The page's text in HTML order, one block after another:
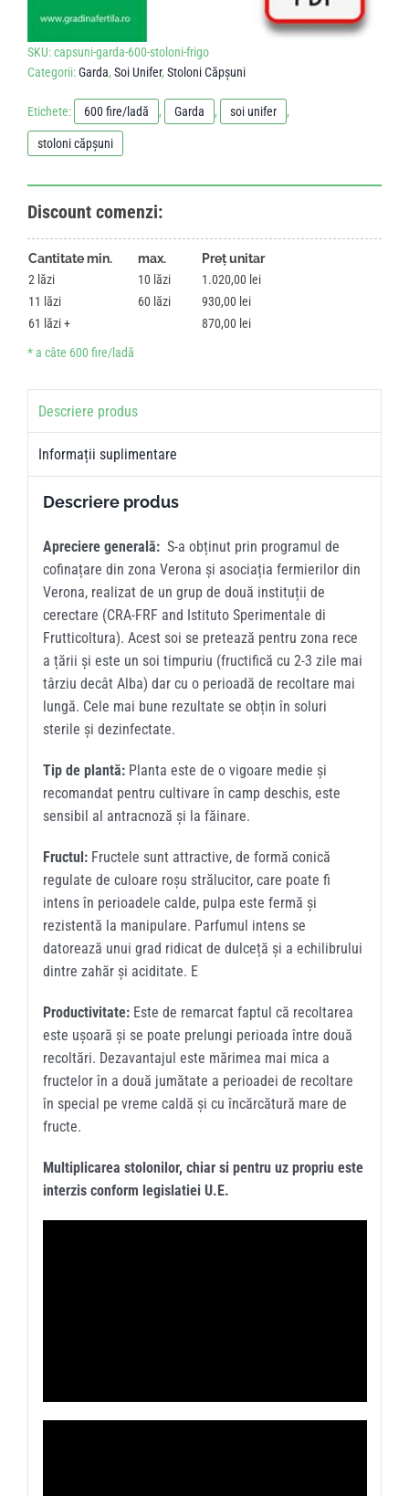
SKU:capsuni-garda-600-stoloni-frigo
Categorii:Garda, Soi Unifer, Stoloni Căpșuni
Etichete: 600 fire/ladă , Garda , soi unifer ,
stoloni căpșuni
Discount comenzi:
Cantitate min. max.
Preț unitar
2
10 1.020,00 lei
11
60 930,00 lei
61
870,00 lei
Descriere produs
Informații suplimentare
Descriere produs
Apreciere generală: S-a obținut prin programul de
cofinațare din zona Verona și asociația fermierilor din
Verona, realizat de un grup de două instituții de
cerectare (CRA-FRF and Istituto Sperimentale di
Frutticoltura). Acest soi se pretează pentru zona rece
a țării și este un soi timpuriu (fructifică cu 2-3 zile mai
târziu decât Alba) dar cu o perioadă de recoltare mai
lungă. Cele mai bune rezultate se obțin în soluri
sterile și dezinfectate.
Tip de plantă: Planta este de o vigoare medie și
recomandat pentru cultivare în camp deschis, este
sensibil al antracnoză și la făinare.
Fructul:Fructele sunt attractive, de formă conică
regulate de culoare roșu strălucitor, care poate fi
intens în perioadele calde, pulpa este fermă și
rezistentă la manipulare. Parfumul intens se
datorează unui grad ridicat de dulceță și a echilibrului
dintre zahăr și aciditate. E
Productivitate:Este de remarcat faptul că recoltarea
este ușoară și se poate prelungi perioada între două
recoltări. Dezavantajul este mărimea mai mica a
fructelor în a două jumătate a perioadei de recoltare
în special pe vreme caldă și cu încărcătură mare de
fructe.
Multiplicarea stolonilor, chiar si pentru uz propriu este
interzis conform legislatiei U.E.